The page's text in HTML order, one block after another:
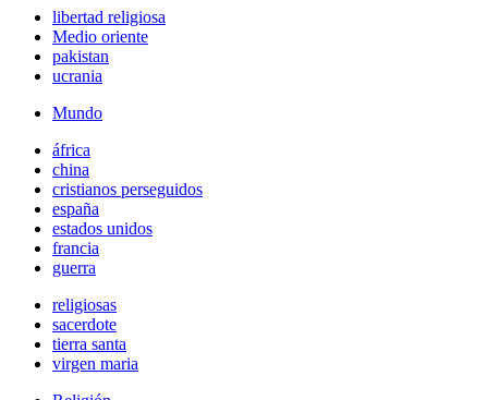
libertad religiosa
Medio oriente
pakistan
ucrania
Mundo
áfrica
china
cristianos perseguidos
españa
estados unidos
francia
guerra
religiosas
sacerdote
tierra santa
virgen maria